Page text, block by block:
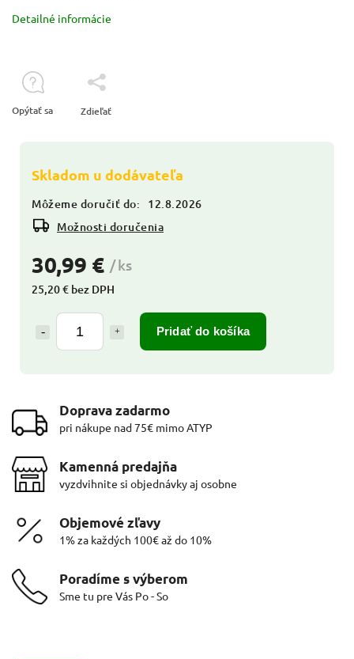
30,99 € / ks
25,20 € bez DPH
Pridať do košíka
Skladom u dodávateľa
Môžeme doručiť do:
12.8.2026
Možnosti doručenia
Detailné informácie
Opýtať sa Zdieľať
Doprava zadarmo
pri nákupe nad 75€ mimo ATYP
Kamenná predajňa
vyzdvihnite si objednávky aj osobne
Objemové zľavy
1% za každých 100€ až do 10%
Poradíme s výberom
Sme tu pre Vás Po - So